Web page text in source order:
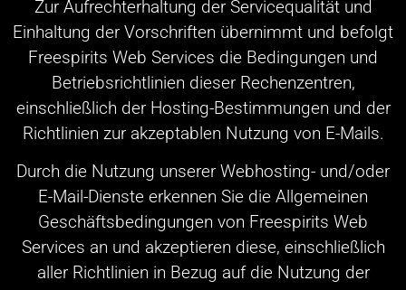
Zur Aufrechterhaltung der Servicequalität und
Einhaltung der Vorschriften übernimmt und befolgt
Freespirits Web Services die Bedingungen und
Betriebsrichtlinien dieser Rechenzentren,
einschließlich der Hosting-Bestimmungen und der
Richtlinien zur akzeptablen Nutzung von E-Mails.
Durch die Nutzung unserer Webhosting- und/oder
E-Mail-Dienste erkennen Sie die Allgemeinen
Geschäftsbedingungen von Freespirits Web
Services an und akzeptieren diese, einschließlich
aller Richtlinien in Bezug auf die Nutzung der